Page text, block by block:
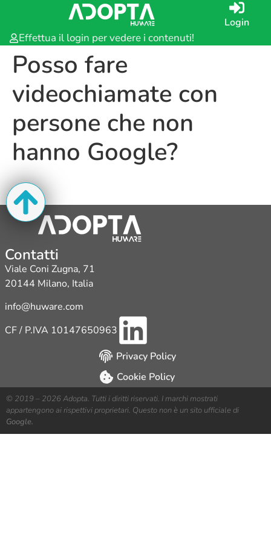
Login
Effettua il login per vedere i contenuti!
Posso fare
videochiamate con
persone che non
hanno Google?
Contatti
Viale Coni Zugna, 71
20144 Milano, Italia
info@huware.com
CF / P.IVA 10147650963
Privacy Policy
Cookie Policy
© 2019 – 2026 Adopta. Tutti i diritti riservati. I marchi mostrati
appartengono ai rispettivi proprietari. Questo non è un sito ufficiale di
Google.